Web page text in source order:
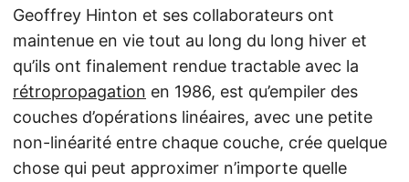
Geoffrey Hinton et ses collaborateurs ont
maintenue en vie tout au long du long hiver et
qu’ils ont finalement rendue tractable avec la
rétropropagation en 1986, est qu’empiler des
couches d’opérations linéaires, avec une petite
non-linéarité entre chaque couche, crée quelque
chose qui peut approximer n’importe quelle